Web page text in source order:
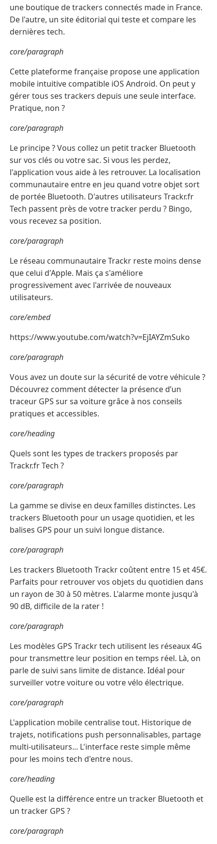
une boutique de trackers connectés made in France.
De l'autre, un site éditorial qui teste et compare les
dernières tech.
core/paragraph
Cette plateforme française propose une application
mobile intuitive compatible iOS Android. On peut y
gérer tous ses trackers depuis une seule interface.
Pratique, non ?
core/paragraph
Le principe ? Vous collez un petit tracker Bluetooth
sur vos clés ou votre sac. Si vous les perdez,
l'application vous aide à les retrouver. La localisation
communautaire entre en jeu quand votre objet sort
de portée Bluetooth. D'autres utilisateurs Trackr.fr
Tech passent près de votre tracker perdu ? Bingo,
vous recevez sa position.
core/paragraph
Le réseau communautaire Trackr reste moins dense
que celui d'Apple. Mais ça s'améliore
progressivement avec l'arrivée de nouveaux
utilisateurs.
core/embed
https://www.youtube.com/watch?v=EjIAYZmSuko
core/paragraph
Vous avez un doute sur la sécurité de votre véhicule ?
Découvrez comment détecter la présence d’un
traceur GPS sur sa voiture grâce à nos conseils
pratiques et accessibles.
core/heading
Quels sont les types de trackers proposés par
Trackr.fr Tech ?
core/paragraph
La gamme se divise en deux familles distinctes. Les
trackers Bluetooth pour un usage quotidien, et les
balises GPS pour un suivi longue distance.
core/paragraph
Les trackers Bluetooth Trackr coûtent entre 15 et 45€.
Parfaits pour retrouver vos objets du quotidien dans
un rayon de 30 à 50 mètres. L'alarme monte jusqu'à
90 dB, difficile de la rater !
core/paragraph
Les modèles GPS Trackr tech utilisent les réseaux 4G
pour transmettre leur position en temps réel. Là, on
parle de suivi sans limite de distance. Idéal pour
surveiller votre voiture ou votre vélo électrique.
core/paragraph
L'application mobile centralise tout. Historique de
trajets, notifications push personnalisables, partage
multi-utilisateurs... L'interface reste simple même
pour les moins tech d'entre nous.
core/heading
Quelle est la différence entre un tracker Bluetooth et
un tracker GPS ?
core/paragraph